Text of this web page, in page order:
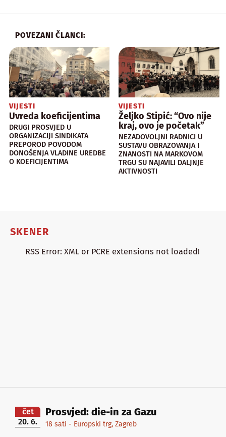
POVEZANI ČLANCI:
VIJESTI
Uvreda koeficijentima
DRUGI PROSVJED U
ORGANIZACIJI SINDIKATA
PREPOROD POVODOM
DONOŠENJA VLADINE UREDBE
O KOEFICIJENTIMA
VIJESTI
Željko Stipić: “Ovo nije
kraj, ovo je početak”
NEZADOVOLJNI RADNICI U
SUSTAVU OBRAZOVANJA I
ZNANOSTI NA MARKOVOM
TRGU SU NAJAVILI DALJNJE
AKTIVNOSTI
SKENER
RSS Error: XML or PCRE extensions not loaded!
čet
20. 6.
Prosvjed: die-in za Gazu
18 sati - Europski trg, Zagreb